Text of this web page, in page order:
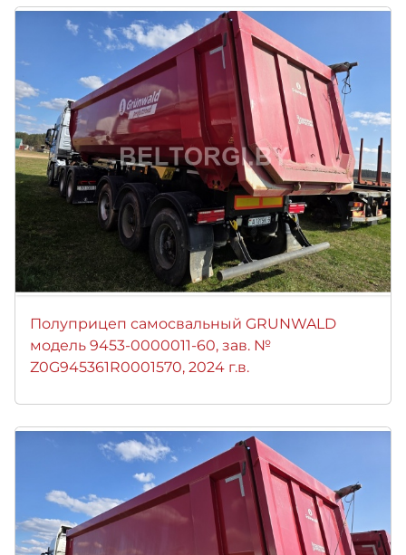
Полуприцеп самосвальный GRUNWALD
модель 9453-0000011-60, зав. №
Z0G945361R0001570, 2024 г.в.